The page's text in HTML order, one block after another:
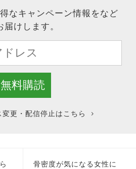
なキャンペーン情報をなど
届けします。
変更・配信停止はこちら
骨密度が気になる女性に